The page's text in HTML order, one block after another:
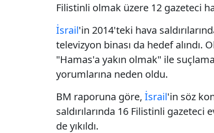
Filistinli olmak üzere 12 gazeteci
İsrail'in 2014'teki hava
televizyon binası da hedef alındı.
"Hamas'a yakın olmak" ile
yorumlarına neden oldu.
BM raporuna göre, İsrail'in söz
saldırılarında 16 Filistinli
de yıkıldı.